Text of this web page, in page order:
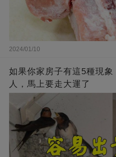
2024/01/10
如果你家房子有這5種現
人，馬上要走大運了